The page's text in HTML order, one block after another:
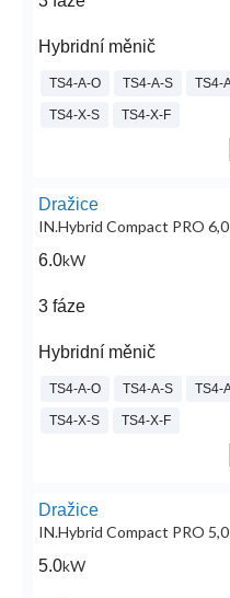
Hybridní měnič
TS4-A-O TS4-A-S TS4-
TS4-X-S TS4-X-F
Dražice
IN.Hybrid Compact PRO
6.0kW
3 fáze
Hybridní měnič
TS4-A-O TS4-A-S TS4-
TS4-X-S TS4-X-F
Dražice
IN.Hybrid Compact PRO
5.0kW